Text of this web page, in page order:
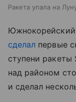
Ракета упала на
Южнокорейский
сделал первые
ступени ракеты
над районом
и сделал